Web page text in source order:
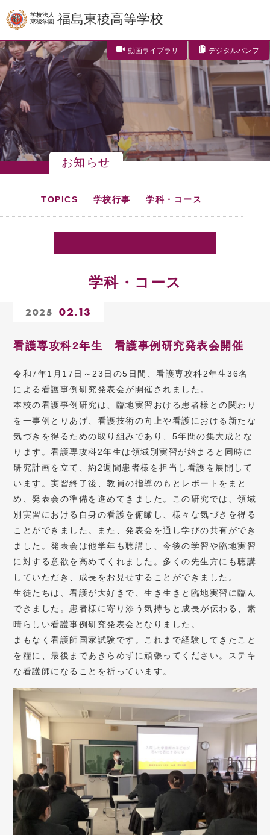
学校法人
東稜学園 福島東稜高等学校
動画ライブラリ デジタルパンフ
お知らせ
TOPICS 学校行事 学科・コース
学科・コース
2025 02.13
看護専攻科2年生 看護事例研究発表会開催
令和7年1月17日～23日の5日間、看護専攻科2年生36名
による看護事例研究発表会が開催されました。
本校の看護事例研究は、臨地実習おける患者様との関わり
を一事例とりあげ、看護技術の向上や看護における新たな
気づきを得るための取り組みであり、5年間の集大成とな
ります。看護専攻科2年生は領域別実習が始まると同時に
研究計画を立て、約2週間患者様を担当し看護を展開して
います。実習終了後、教員の指導のもとレポートをまと
め、発表会の準備を進めてきました。この研究では、領域
別実習における自身の看護を俯瞰し、様々な気づきを得る
ことができました。また、発表会を通し学びの共有ができ
ました。発表会は他学年も聴講し、今後の学習や臨地実習
に対する意欲を高めてくれました。多くの先生方にも聴講
していただき、成長をお見せすることができました。
生徒たちは、看護が大好きで、生き生きと臨地実習に臨ん
できました。患者様に寄り添う気持ちと成長が伝わる、素
晴らしい看護事例研究発表会となりました。
まもなく看護師国家試験です。これまで経験してきたこと
を糧に、最後まであきらめずに頑張ってください。ステキ
な看護師になることを祈っています。